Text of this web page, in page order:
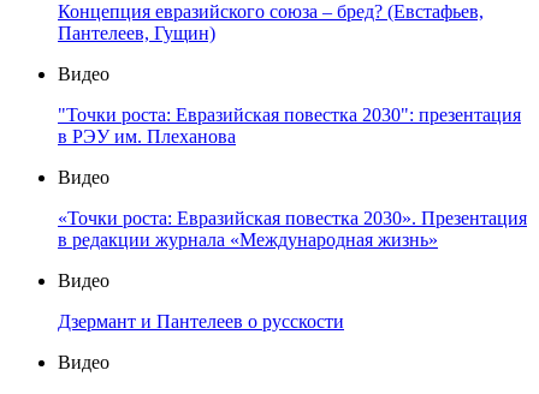
Концепция евразийского союза – бред? (Евстафьев,
Пантелеев, Гущин)
Видео
"Точки роста: Евразийская повестка 2030": презентация
в РЭУ им. Плеханова
Видео
«Точки роста: Евразийская повестка 2030». Презентация
в редакции журнала «Международная жизнь»
Видео
Дзермант и Пантелеев о русскости
Видео